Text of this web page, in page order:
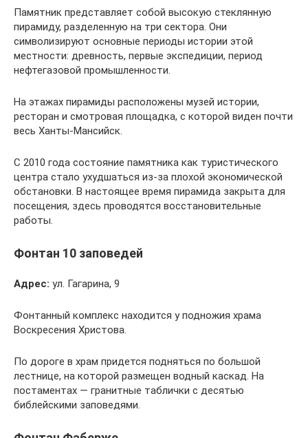
Памятник представляет собой высокую стеклянную
пирамиду, разделенную на три сектора. Они
символизируют основные периоды истории этой
местности: древность, первые экспедиции, период
нефтегазовой промышленности.
На этажах пирамиды расположены музей истории,
ресторан и смотровая площадка, с которой виден почти
весь Ханты-Мансийск.
С 2010 года состояние памятника как туристического
центра стало ухудшаться из-за плохой экономической
обстановки. В настоящее время пирамида закрыта для
посещения, здесь проводятся восстановительные
работы.
Фонтан 10 заповедей
Адрес: ул. Гагарина, 9
Фонтанный комплекс находится у подножия храма
Воскресения Христова.
По дороге в храм придется подняться по большой
лестнице, на которой размещен водный каскад. На
постаментах — гранитные таблички с десятью
библейскими заповедями.